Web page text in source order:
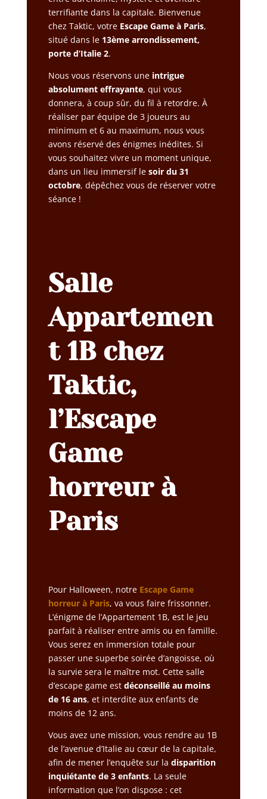
terrifiante dans la capitale. Bienvenue
chez Taktic, votre Escape Game à Paris,
situé dans le 13ème arrondissement,
porte d’Italie 2.
Nous vous réservons une intrigue
absolument effrayante, qui vous
donnera, à coup sûr, du fil à retordre. À
réaliser par équipe de 3 joueurs au
minimum et 6 au maximum, nous vous
avons réservé des énigmes inédites. Si
vous souhaitez vivre un moment unique,
dans un lieu immersif le soir du 31
octobre, dépêchez vous de réserver votre
séance !
Salle
Appartemen
t 1B chez
Taktic,
l’Escape
Game
horreur à
Paris
Pour Halloween, notre Escape Game
horreur à Paris, va vous faire frissonner.
L’énigme de l’Appartement 1B, est le jeu
parfait à réaliser entre amis ou en famille.
Vous serez en immersion totale pour
passer une superbe soirée d’angoisse, où
la survie sera le maître mot. Cette salle
d’escape game est déconseillé au moins
de 16 ans, et interdite aux enfants de
moins de 12 ans.
Vous avez une mission, vous rendre au 1B
de l’avenue d’Italie au cœur de la capitale,
afin de mener l’enquête sur la disparition
inquiétante de 3 enfants. La seule
information que l’on dispose : cet